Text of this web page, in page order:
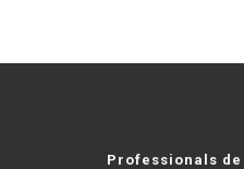
Professionals